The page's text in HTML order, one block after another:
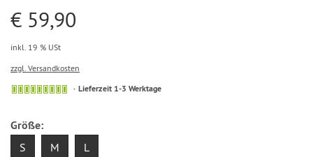
€ 59,90
inkl. 19 % USt
zzgl. Versandkosten
Lieferzeit 1-3 Werktage
Größe:
S M L